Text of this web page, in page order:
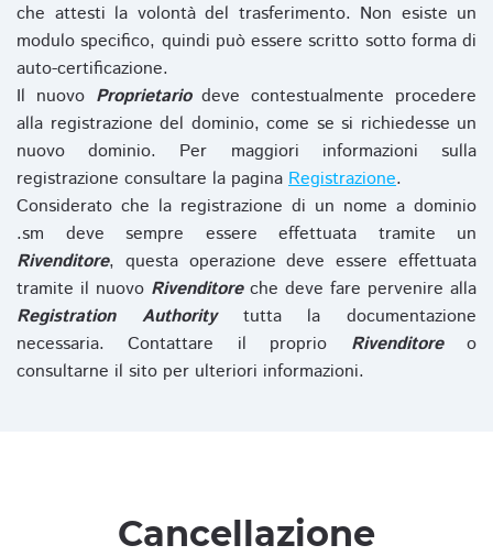
che attesti la volontà del trasferimento. Non esiste un
modulo specifico, quindi può essere scritto sotto forma di
auto-certificazione.
Il nuovo Proprietariodeve contestualmente procedere
alla registrazione del dominio, come se si richiedesse un
nuovo dominio. Per maggiori informazioni sulla
registrazione consultare la pagina Registrazione.
Considerato che la registrazione di un nome a dominio
.sm deve sempre essere effettuata tramite un
Rivenditore, questa operazione deve essere effettuata
tramite il nuovo Rivenditoreche deve fare pervenire alla
Registration Authoritytutta la documentazione
necessaria. Contattare il proprio Rivenditoreo
consultarne il sito per ulteriori informazioni.
Cancellazione